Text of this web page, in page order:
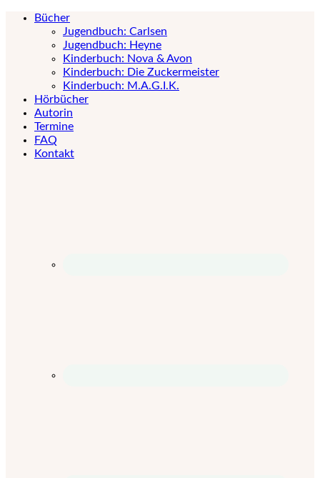
Bücher
Jugendbuch: Carlsen
Jugendbuch: Heyne
Kinderbuch: Nova & Avon
Kinderbuch: Die Zuckermeister
Kinderbuch: M.A.G.I.K.
Hörbücher
Autorin
Termine
FAQ
Kontakt